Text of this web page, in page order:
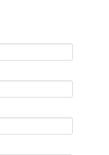
viktiga inom
med att utveckla
och instrument
och kirurgi. Deras
till att säkerställa att
och uppfyller
hjälpa dig att att